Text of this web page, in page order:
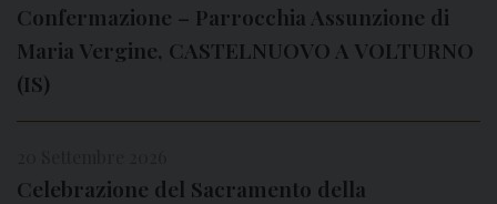
Confermazione – Parrocchia Assunzione di
Maria Vergine, CASTELNUOVO A VOLTURNO
(IS)
Celebrazione del Sacramento della